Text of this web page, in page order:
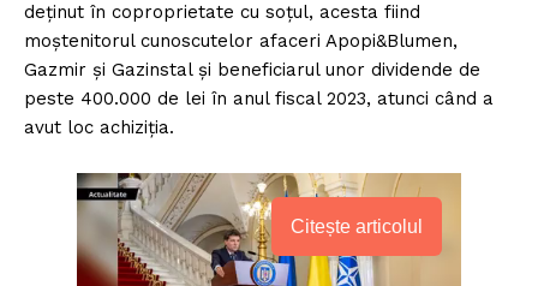
deținut în coproprietate cu soțul, acesta fiind
moștenitorul cunoscutelor afaceri Apopi&Blumen,
Gazmir și Gazinstal și beneficiarul unor dividende de
peste 400.000 de lei în anul fiscal 2023, atunci când a
avut loc achiziția.
Citește articolul